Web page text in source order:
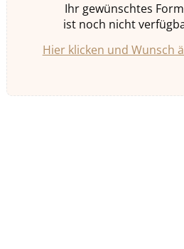
Ihr gewünschtes
ist noch nicht
Hier klicken und Wunsch